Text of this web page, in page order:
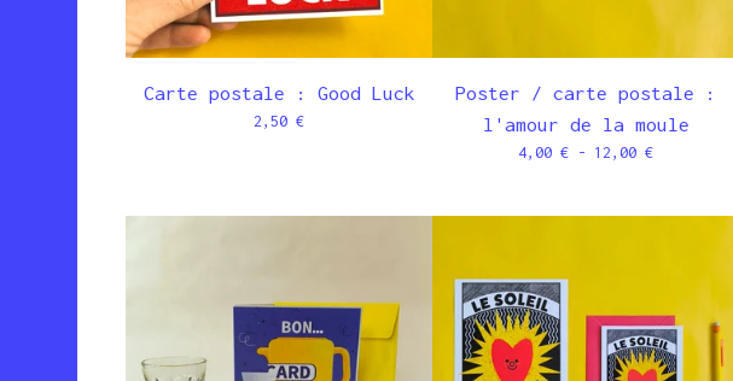
Carte postale : Good Luck
2,50 €
Poster / carte postale :
l'amour de la moule
4,00 € - 12,00 €